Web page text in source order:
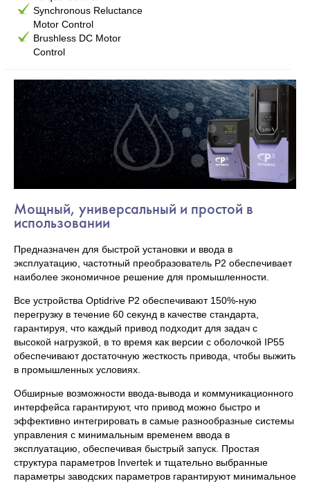
Synchronous Reluctance
Motor Control
Brushless DC Motor
Control
Мощный, универсальный и простой в
использовании
Предназначен для быстрой установки и ввода в
эксплуатацию, частотный преобразователь P2 обеспечивает
наиболее экономичное решение для промышленности.
Все устройства Optidrive P2 обеспечивают 150%-ную
перегрузку в течение 60 секунд в качестве стандарта,
гарантируя, что каждый привод подходит для задач с
высокой нагрузкой, в то время как версии с оболочкой IP55
обеспечивают достаточную жесткость привода, чтобы выжить
в промышленных условиях.
Обширные возможности ввода-вывода и коммуникационного
интерфейса гарантируют, что привод можно быстро и
эффективно интегрировать в самые разнообразные системы
управления с минимальным временем ввода в
эксплуатацию, обеспечивая быстрый запуск. Простая
структура параметров Invertek и тщательно выбранные
параметры заводских параметров гарантируют минимальное